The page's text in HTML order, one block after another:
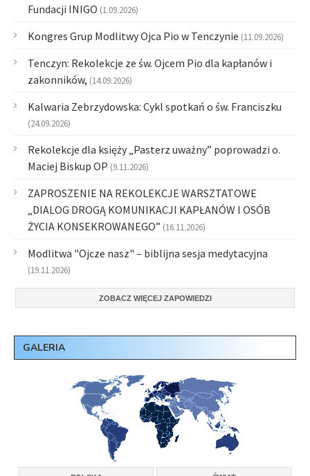
Fundacji INIGO (1.09.2026)
Kongres Grup Modlitwy Ojca Pio w Tenczynie (11.09.2026)
Tenczyn: Rekolekcje ze św. Ojcem Pio dla kapłanów i
zakonników, (14.09.2026)
Kalwaria Zebrzydowska: Cykl spotkań o św. Franciszku
(24.09.2026)
Rekolekcje dla księży „Pasterz uważny” poprowadzi o.
Maciej Biskup OP (9.11.2026)
ZAPROSZENIE NA REKOLEKCJE WARSZTATOWE
„DIALOG DROGĄ KOMUNIKACJI KAPŁANÓW I OSÓB
ŻYCIA KONSEKROWANEGO” (16.11.2026)
Modlitwa "Ojcze nasz" – biblijna sesja medytacyjna
(19.11.2026)
ZOBACZ WIĘCEJ ZAPOWIEDZI
GALERIA